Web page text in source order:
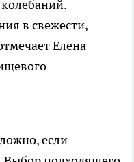
в свежести,
Елена
если